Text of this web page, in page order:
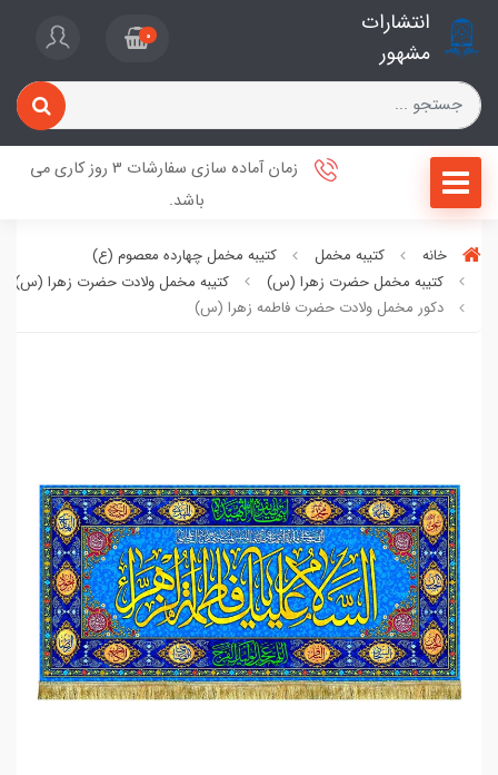
انتشارات
مشهور
0
زمان آماده سازی سفارشات 3 روز کاری می
باشد.
خانه کتیبه مخمل
کتیبه مخمل چهارده معصوم (ع)
کتیبه مخمل حضرت زهرا (س)
کتیبه مخمل ولادت حضرت زهرا (س)
دکور مخمل ولادت حضرت فاطمه زهرا (س)